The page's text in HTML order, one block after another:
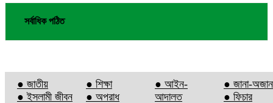
সর্বাধিক পঠিত
● জাতীয়
● ইসলামী জীবন
● শিক্ষা
● অপরাধ
● আইন-
আদালত
● জানা-
● ফিচার